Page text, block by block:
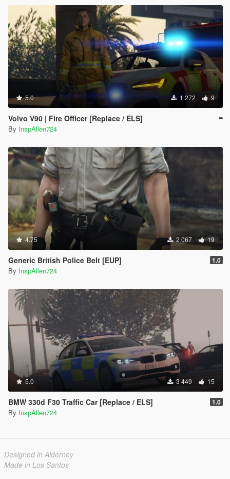
5.0 1 272 9
Volvo V90 | Fire Officer [Replace / ELS]
By InspAllen724
4.75 2 067 19
Generic British Police Belt [EUP] 1.0
By InspAllen724
5.0 3 449 15
BMW 330d F30 Traffic Car [Replace / ELS] 1.0
By InspAllen724
Designed in Alderney
Made in Los Santos